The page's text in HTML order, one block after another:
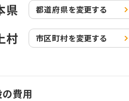
県 都道府県を変更する
村 市区町村を変更する
費用